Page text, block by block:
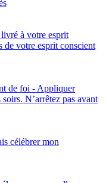
à votre esprit
de votre esprit conscient
de foi - Appliquer
N’arrêtez pas avant
célébrer mon